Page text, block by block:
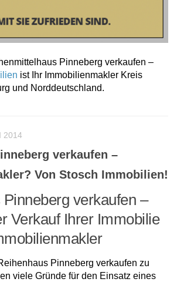
Pinneberg verkaufen –
ist Ihr Immobilienmakler Kreis
und Norddeutschland.
2014
verkaufen –
Von Stosch Immobilien!
verkaufen –
Verkauf Ihrer Immobilie
Pinneberg verkaufen zu
viele Gründe für den Einsatz eines